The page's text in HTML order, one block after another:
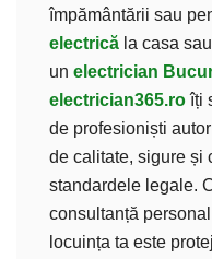
împământării sau
electrică la casa
un electrician
electrician365.roîți
de profesioniști
de calitate, sigure și
standardele legale.
consultanță
locuința ta este